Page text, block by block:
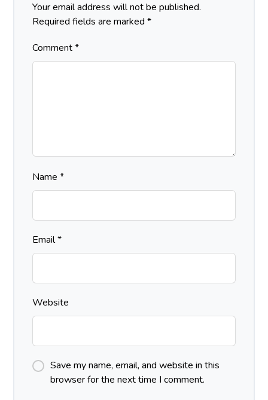
Your email address will not be published.
Required fields are marked*
Comment*
Name*
Email*
Website
Save my name, email, and website in this
browser for the next time I comment.